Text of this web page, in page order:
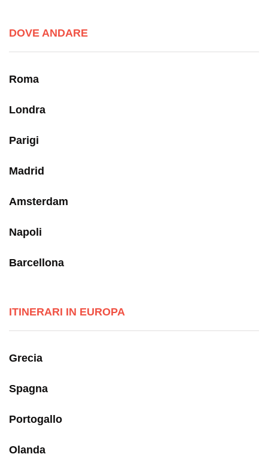
DOVE ANDARE
Roma
Londra
Parigi
Madrid
Amsterdam
Napoli
Barcellona
ITINERARI IN EUROPA
Grecia
Spagna
Portogallo
Olanda